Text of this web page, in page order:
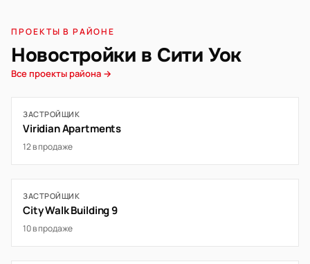
ПРОЕКТЫ В РАЙОНЕ
Новостройки в Сити Уок
Все проекты района →
ЗАСТРОЙЩИК
Viridian Apartments
12 в продаже
ЗАСТРОЙЩИК
City Walk Building 9
10 в продаже